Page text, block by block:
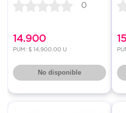
0
14.900
PUM: $ 14,900.00 U
No disponible